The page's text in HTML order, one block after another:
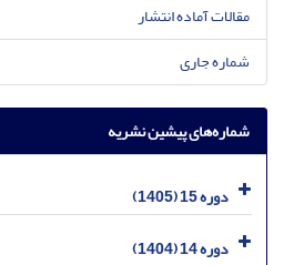
مقالات آماده انتشار
شماره جاری
شماره‌های پیشین نشریه
دوره 15 (1405)
دوره 14 (1404)